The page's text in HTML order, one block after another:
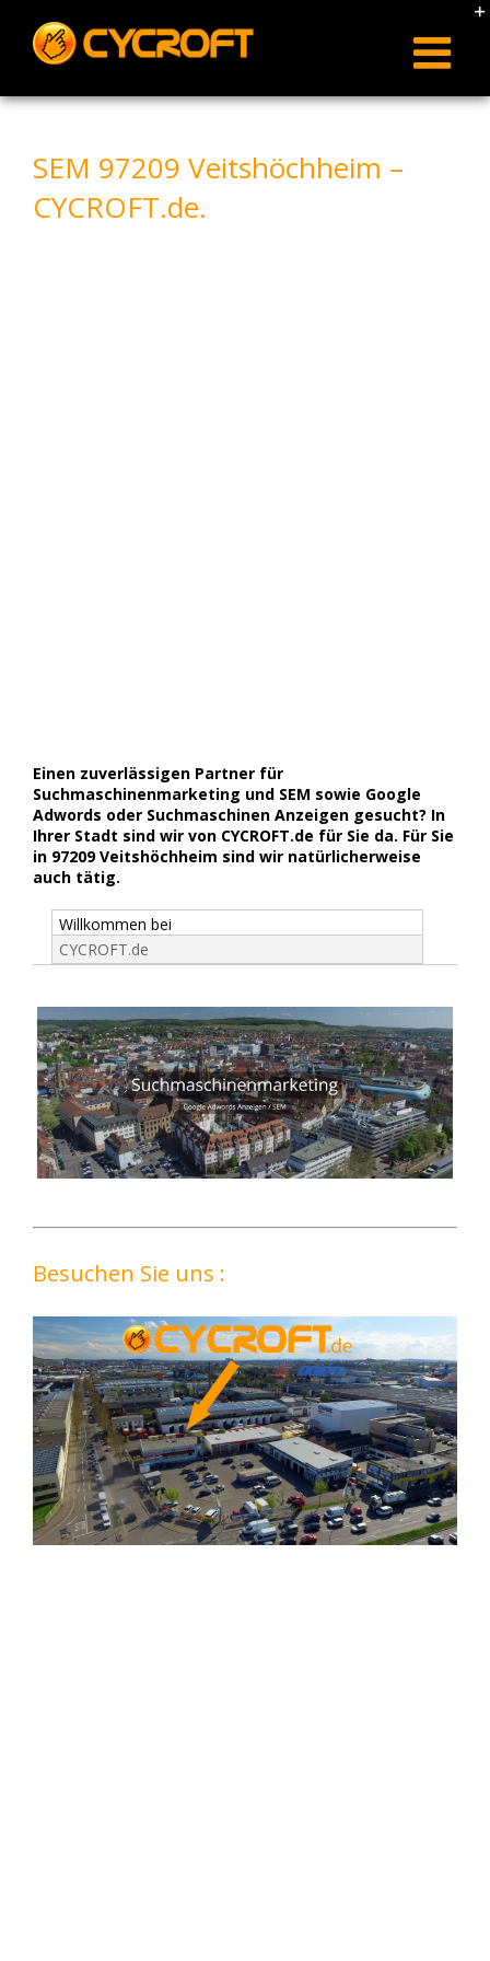
content
SEM 97209 Veitshöchheim –
CYCROFT.de.
Einen zuverlässigen Partner für
Suchmaschinenmarketing und SEM sowie Google
Adwords oder Suchmaschinen Anzeigen gesucht? In
Ihrer Stadt sind wir von CYCROFT.de für Sie da. Für Sie
in 97209 Veitshöchheim sind wir natürlicherweise
auch tätig.
Willkommen bei
CYCROFT.de
Besuchen Sie uns :